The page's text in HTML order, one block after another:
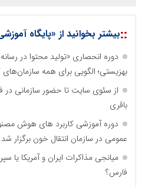
::بیشتر بخوانید از «پایگاه
دوره انحصاری «تولید محتوا در
بهزیستی؛ الگویی برای همه
از سئوی سایت تا حضور سازمانی
باقری
دوره آموزشی کاربرد های هوش
عمومی در سازمان انتقال خون برگزار شد
میانجی مذاکرات ایران و آمریکا
فارس؟